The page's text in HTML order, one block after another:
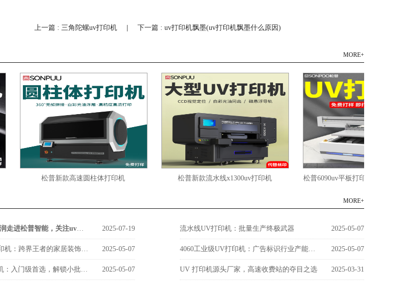
上一篇 : 三角陀螺uv打印机 下一篇 : uv打印机飘墨(uv打印机飘墨什么原因)
MORE+
松普新款高速圆柱体打印机 松普新款流水线x1300uv打印机 松普6090uv平板打印机三喷头带视觉
MORE+
著名企业顾问刘润走进松普智能，关注uv印刷设备如何借京东智谷”上楼进化“ 2025-07-19 流水线UV打印机：批量生产终极武器 2025-05-07
6090 UV平板打印机：跨界王者的家居装饰新势力 2025-05-07 4060工业级UV打印机：广告标识行业产能革命者 2025-05-07
A3型号UV打印机：入门级首选，解锁小批量定制新商机 2025-05-07 UV 打印机源头厂家，高速收费站的夺目之选 2025-03-31